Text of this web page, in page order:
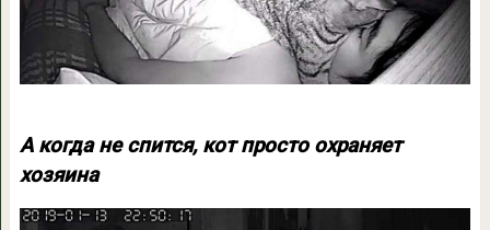
А когда не спится, кот просто охраняет
хозяина